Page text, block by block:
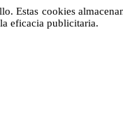
Estas cookies
eficacia publicitaria.